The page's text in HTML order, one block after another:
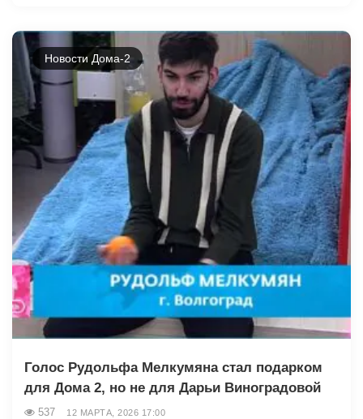
Новости Дома-2
Голос Рудольфа Мелкумяна стал подарком
для Дома 2, но не для Дарьи Виноградовой
537 12 МАРТА, 2026 17:00